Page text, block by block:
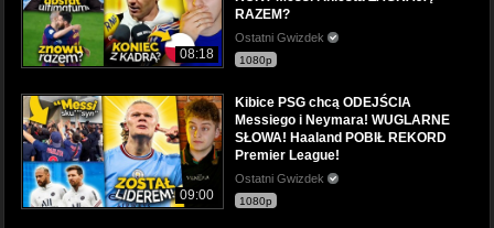
08:18
RAZEM?
Ostatni Gwizdek
1080p
09:00
Kibice PSG chcą ODEJŚCIA
Messiego i Neymara! WUGLARNE
SŁOWA! Haaland POBIŁ REKORD
Premier League!
Ostatni Gwizdek
1080p